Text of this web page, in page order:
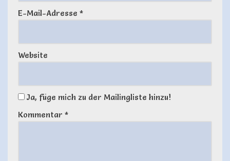
E-Mail-Adresse *
Website
Ja, füge mich zu der Mailingliste hinzu!
Kommentar *